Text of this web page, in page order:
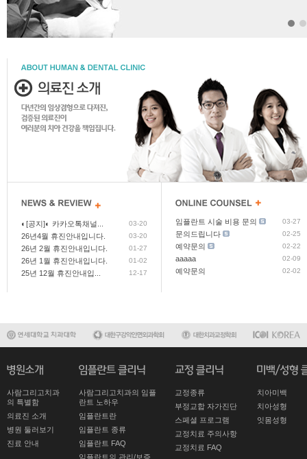
◐[공지]◐ 카카오톡채널... 03-20
26년4월 휴진안내입니다. 03-20
26년 2월 휴진안내입니다. 01-27
26년 1월 휴진안내입니다. 01-02
25년 12월 휴진안내입... 12-17
임플란트 시술 비용 문의 03-27
문의드립니다 02-25
예약문의 02-22
aaaaa 02-09
예약문의 02-02
사람그리고치과
의 특별함
의료진 소개
병원 둘러보기
진료 안내
사람그리고치과의 임플
란트 노하우
임플란트란
임플란트 종류
임플란트 FAQ
임플란트의 관리/보증
교정종류
부정교합 자가진단
스페셜 프로그램
교정치료 주의사항
교정치료 FAQ
치아미백
치아성형
잇몸성형